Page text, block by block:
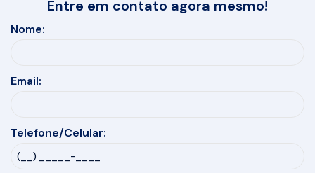
Entre em contato agora mesmo!
Nome:
Email:
Telefone/Celular: